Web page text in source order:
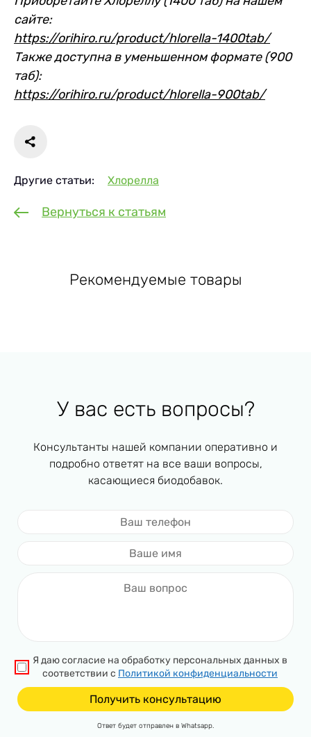
сайте:
https://orihiro.ru/product/hlorella-1400tab/
Также доступна в уменьшенном формате (900
таб):
https://orihiro.ru/product/hlorella-900tab/
Другие статьи: Хлорелла
Вернуться к статьям
Рекомендуемые товары
У вас есть вопросы?
Консультанты нашей компании оперативно и
подробно ответят на все ваши вопросы,
касающиеся биодобавок.
Я даю согласие на обработку персональных данных в
соответствии с Политикой конфиденциальности
Ответ будет отправлен в Whatsapp.